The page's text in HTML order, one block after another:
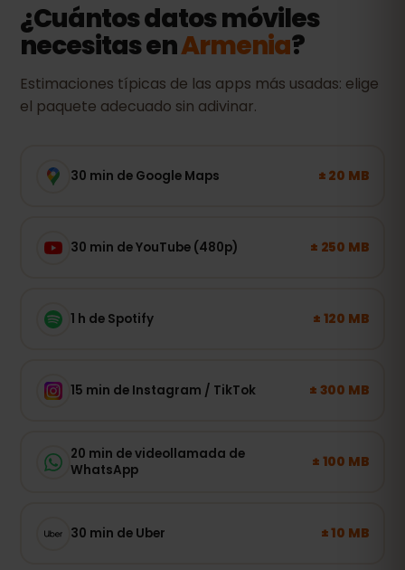
¿Cuántos datos móviles
necesitas enArmenia?
Estimaciones típicas de las apps más usadas: elige
el paquete adecuado sin adivinar.
30 min de Google Maps ± 20 MB
30 min de YouTube (480p) ± 250 MB
1 h de Spotify ± 120 MB
15 min de Instagram / TikTok ± 300 MB
20 min de videollamada de
WhatsApp
± 100 MB
30 min de Uber ± 10 MB